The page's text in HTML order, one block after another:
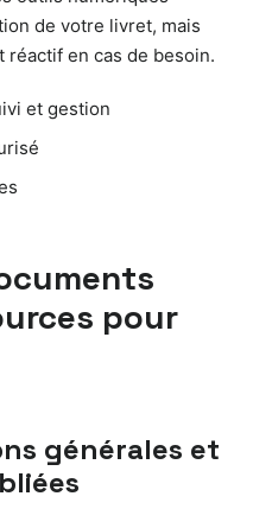
de votre livret, mais
en cas de besoin.
et gestion
pour
générales et